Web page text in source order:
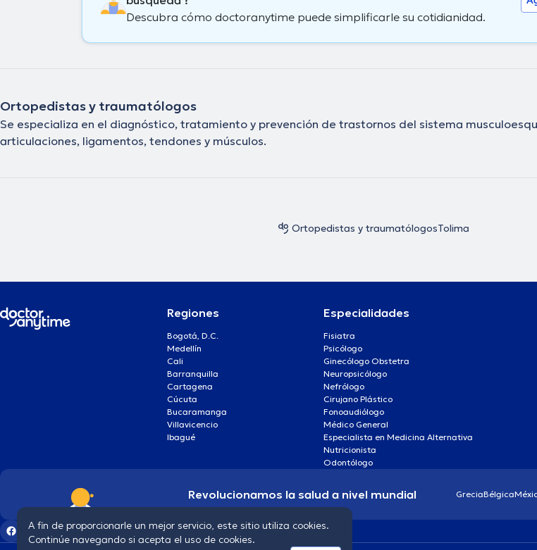
Descubra cómo doctoranytime puede simplificarle su cotidianidad.
Ortopedistas y traumatólogos
Se especializa en el diagnóstico, tratamiento y prevención de trastornos del sistema
articulaciones, ligamentos, tendones y músculos.
Ortopedistas y traumatólogosTolima
Regiones
Bogotá, D.C.
Medellín
Cali
Barranquilla
Cartagena
Cúcuta
Bucaramanga
Villavicencio
Ibagué
Especialidades
Fisiatra
Psicólogo
Ginecólogo Obstetra
Neuropsicólogo
Nefrólogo
Cirujano Plástico
Fonoaudiólogo
Médico General
Especialista en Medicina Alternativa
Nutricionista
Odontólogo
Revolucionamos la salud a nivel mundial GreciaBélgica
A fin de proporcionarle un mejor servicio, este sitio utiliza cookies.
Continúe navegando si acepta el uso de cookies.